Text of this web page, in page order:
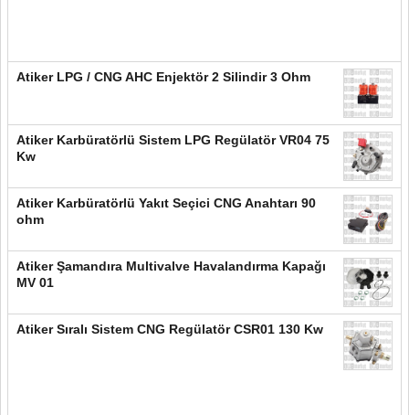
Atiker LPG / CNG AHC Enjektör 2 Silindir 3 Ohm
Atiker Karbüratörlü Sistem LPG Regülatör VR04 75
Kw
Atiker Karbüratörlü Yakıt Seçici CNG Anahtarı 90
ohm
Atiker Şamandıra Multivalve Havalandırma Kapağı
MV 01
Atiker Sıralı Sistem CNG Regülatör CSR01 130 Kw